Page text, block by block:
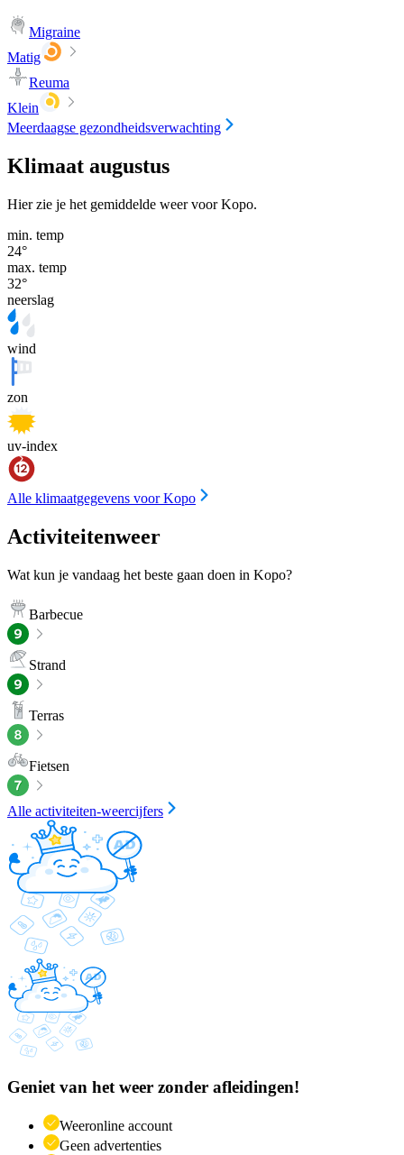
Migraine
Matig
Reuma
Klein
Meerdaagse gezondheidsverwachting
Klimaat augustus
Hier zie je het gemiddelde weer voor Kopo.
min. temp
24°
max. temp
32°
neerslag
wind
zon
uv-index
Alle klimaatgegevens voor Kopo
Activiteitenweer
Wat kun je vandaag het beste gaan doen in Kopo?
Barbecue
Strand
Terras
Fietsen
Alle activiteiten-weercijfers
Geniet van het weer zonder afleidingen!
Weeronline account
Geen advertenties